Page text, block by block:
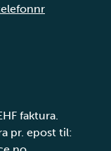
faktura.
pr. epost til: